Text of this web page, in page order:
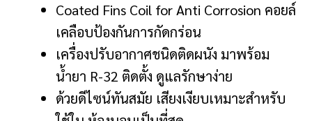
Coated Fins Coil for Anti Corrosion คอยล์
เคลือบป้องกันการกัดกร่อน
เครื่องปรับอากาศชนิดติดผนัง มาพร้อม
น้ำยา R-32 ติดตั้ง ดูแลรักษาง่าย
ด้วยดีไซน์ทันสมัย เสียงเงียบเหมาะสำหรับ